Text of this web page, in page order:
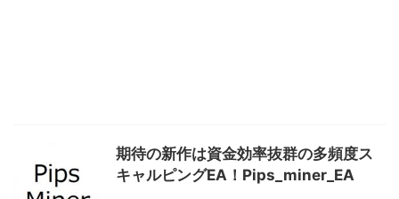
期待の新作は資金効率抜群の多頻度ス
キャルピングEA！Pips_miner_EA